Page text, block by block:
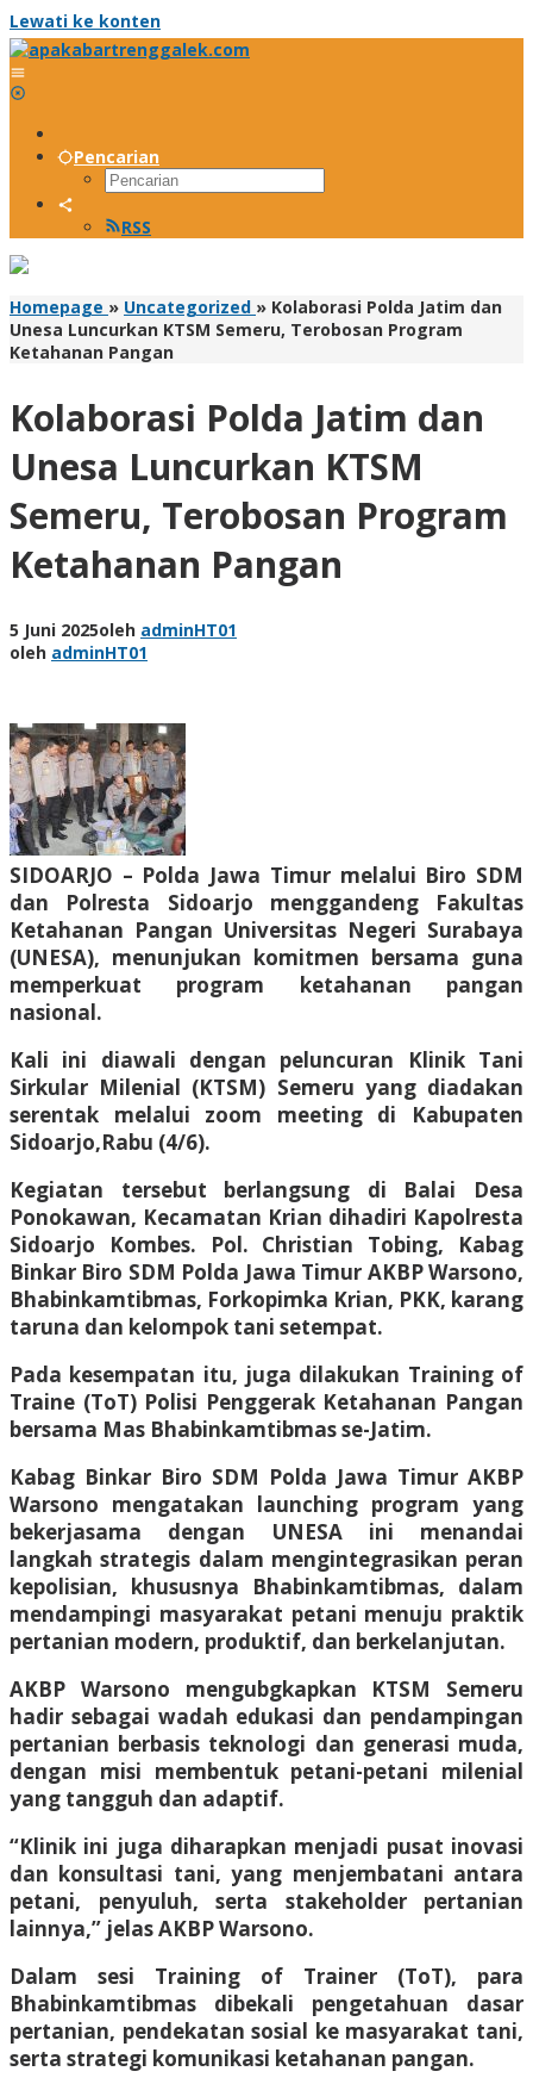
Lewati ke konten
Pencarian
RSS
Homepage » Uncategorized » Kolaborasi Polda Jatim dan
Unesa Luncurkan KTSM Semeru, Terobosan Program
Ketahanan Pangan
Kolaborasi Polda Jatim dan
Unesa Luncurkan KTSM
Semeru, Terobosan Program
Ketahanan Pangan
5 Juni 2025oleh adminHT01
oleh adminHT01
SIDOARJO – Polda Jawa Timur melalui Biro SDM
dan Polresta Sidoarjo menggandeng Fakultas
Ketahanan Pangan Universitas Negeri Surabaya
(UNESA), menunjukan komitmen bersama guna
memperkuat program ketahanan pangan
nasional.
Kali ini diawali dengan peluncuran Klinik Tani
Sirkular Milenial (KTSM) Semeru yang diadakan
serentak melalui zoom meeting di Kabupaten
Sidoarjo,Rabu (4/6).
Kegiatan tersebut berlangsung di Balai Desa
Ponokawan, Kecamatan Krian dihadiri Kapolresta
Sidoarjo Kombes. Pol. Christian Tobing, Kabag
Binkar Biro SDM Polda Jawa Timur AKBP Warsono,
Bhabinkamtibmas, Forkopimka Krian, PKK, karang
taruna dan kelompok tani setempat.
Pada kesempatan itu, juga dilakukan Training of
Traine (ToT) Polisi Penggerak Ketahanan Pangan
bersama Mas Bhabinkamtibmas se-Jatim.
Kabag Binkar Biro SDM Polda Jawa Timur AKBP
Warsono mengatakan launching program yang
bekerjasama dengan UNESA ini menandai
langkah strategis dalam mengintegrasikan peran
kepolisian, khususnya Bhabinkamtibmas, dalam
mendampingi masyarakat petani menuju praktik
pertanian modern, produktif, dan berkelanjutan.
AKBP Warsono mengubgkapkan KTSM Semeru
hadir sebagai wadah edukasi dan pendampingan
pertanian berbasis teknologi dan generasi muda,
dengan misi membentuk petani-petani milenial
yang tangguh dan adaptif.
“Klinik ini juga diharapkan menjadi pusat inovasi
dan konsultasi tani, yang menjembatani antara
petani, penyuluh, serta stakeholder pertanian
lainnya,” jelas AKBP Warsono.
Dalam sesi Training of Trainer (ToT), para
Bhabinkamtibmas dibekali pengetahuan dasar
pertanian, pendekatan sosial ke masyarakat tani,
serta strategi komunikasi ketahanan pangan.